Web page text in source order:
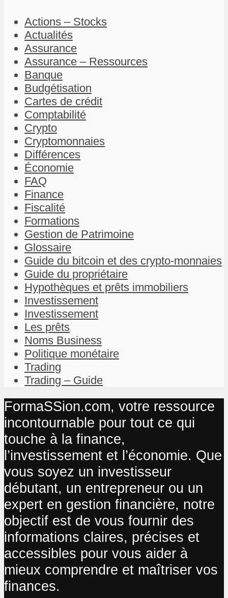
Actions – Stocks
Actualités
Assurance
Assurance – Ressources
Banque
Budgétisation
Cartes de crédit
Comptabilité
Crypto
Cryptomonnaies
Différences
Économie
FAQ
Finance
Fiscalité
Formations
Gestion de Patrimoine
Glossaire
Guide du bitcoin et des crypto-monnaies
Guide du propriétaire
Hypothèques et prêts immobiliers
Investissement
Investissement
Les prêts
Noms Business
Politique monétaire
Trading
Trading – Guide
FormaSSion.com, votre ressource
incontournable pour tout ce qui
touche à la finance,
l’investissement et l’économie. Que
vous soyez un investisseur
débutant, un entrepreneur ou un
expert en gestion financière, notre
objectif est de vous fournir des
informations claires, précises et
accessibles pour vous aider à
mieux comprendre et maîtriser vos
finances.